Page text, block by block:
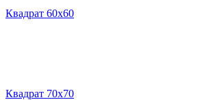
Квадрат 60х60
Квадрат 70х70